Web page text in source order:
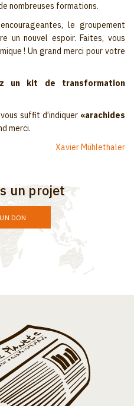
nombreuses formations.
le groupement
un nouvel espoir. Faites, vous
! Un grand merci pour votre
un kit de transformation
suffit d’indiquer «arachides
merci.
Xavier Mühlethaler
un projet
DON